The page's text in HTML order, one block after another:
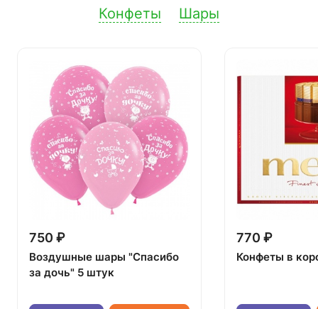
Конфеты Шары
750 ₽
Воздушные шары "Спасибо
за дочь" 5 штук
770 ₽
Конфеты в